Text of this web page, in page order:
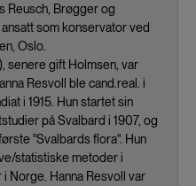
Reusch, Brøgger og
ansatt som konservator ved
Oslo.
senere gift Holmsen, var
Resvoll ble cand.real. i
i 1915. Hun startet sin
på Svalbard i 1907, og
"Svalbards flora". Hun
statistiske metoder i
Norge. Hanna Resvoll var